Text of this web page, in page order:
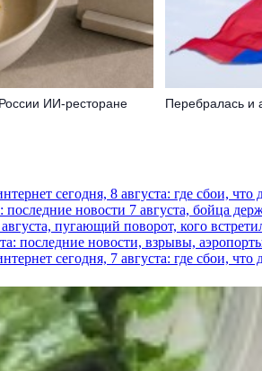
ИИ-ресторане Перебралась и
сегодня, 8 августа: где сбои, что
новости 7 августа, бойца
пугающий поворот, кого
последние новости, взрывы,
сегодня, 7 августа: где сбои, что